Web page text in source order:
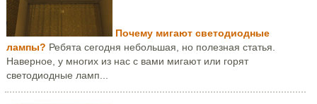
Почему мигают светодиодные
лампы? Ребята сегодня небольшая, но полезная статья.
Наверное, у многих из нас с вами мигают или горят
светодиодные ламп...